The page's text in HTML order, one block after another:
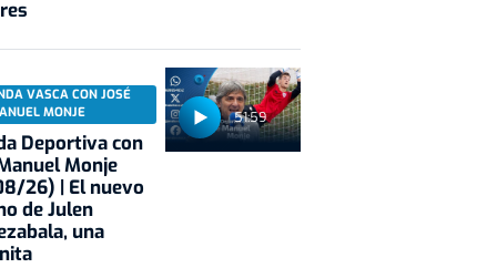
51:59
VASCA CON JOSÉ
MONJE
Deportiva con
Monje
26) | El nuevo
de Julen
una